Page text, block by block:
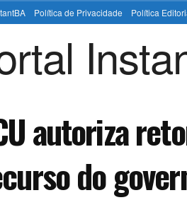
Política de Privacidade Política
autoriza
do